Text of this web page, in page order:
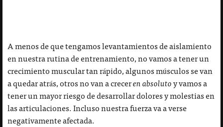
A menos de que tengamos levantamientos de aislamiento
en nuestra rutina de entrenamiento, no vamos a tener un
crecimiento muscular tan rápido, algunos músculos se van
a quedar atrás, otros no van a creceren absolutoy vamos a
tener un mayor riesgo de desarrollar dolores y molestias en
las articulaciones. Incluso nuestra fuerza va a verse
negativamente afectada.